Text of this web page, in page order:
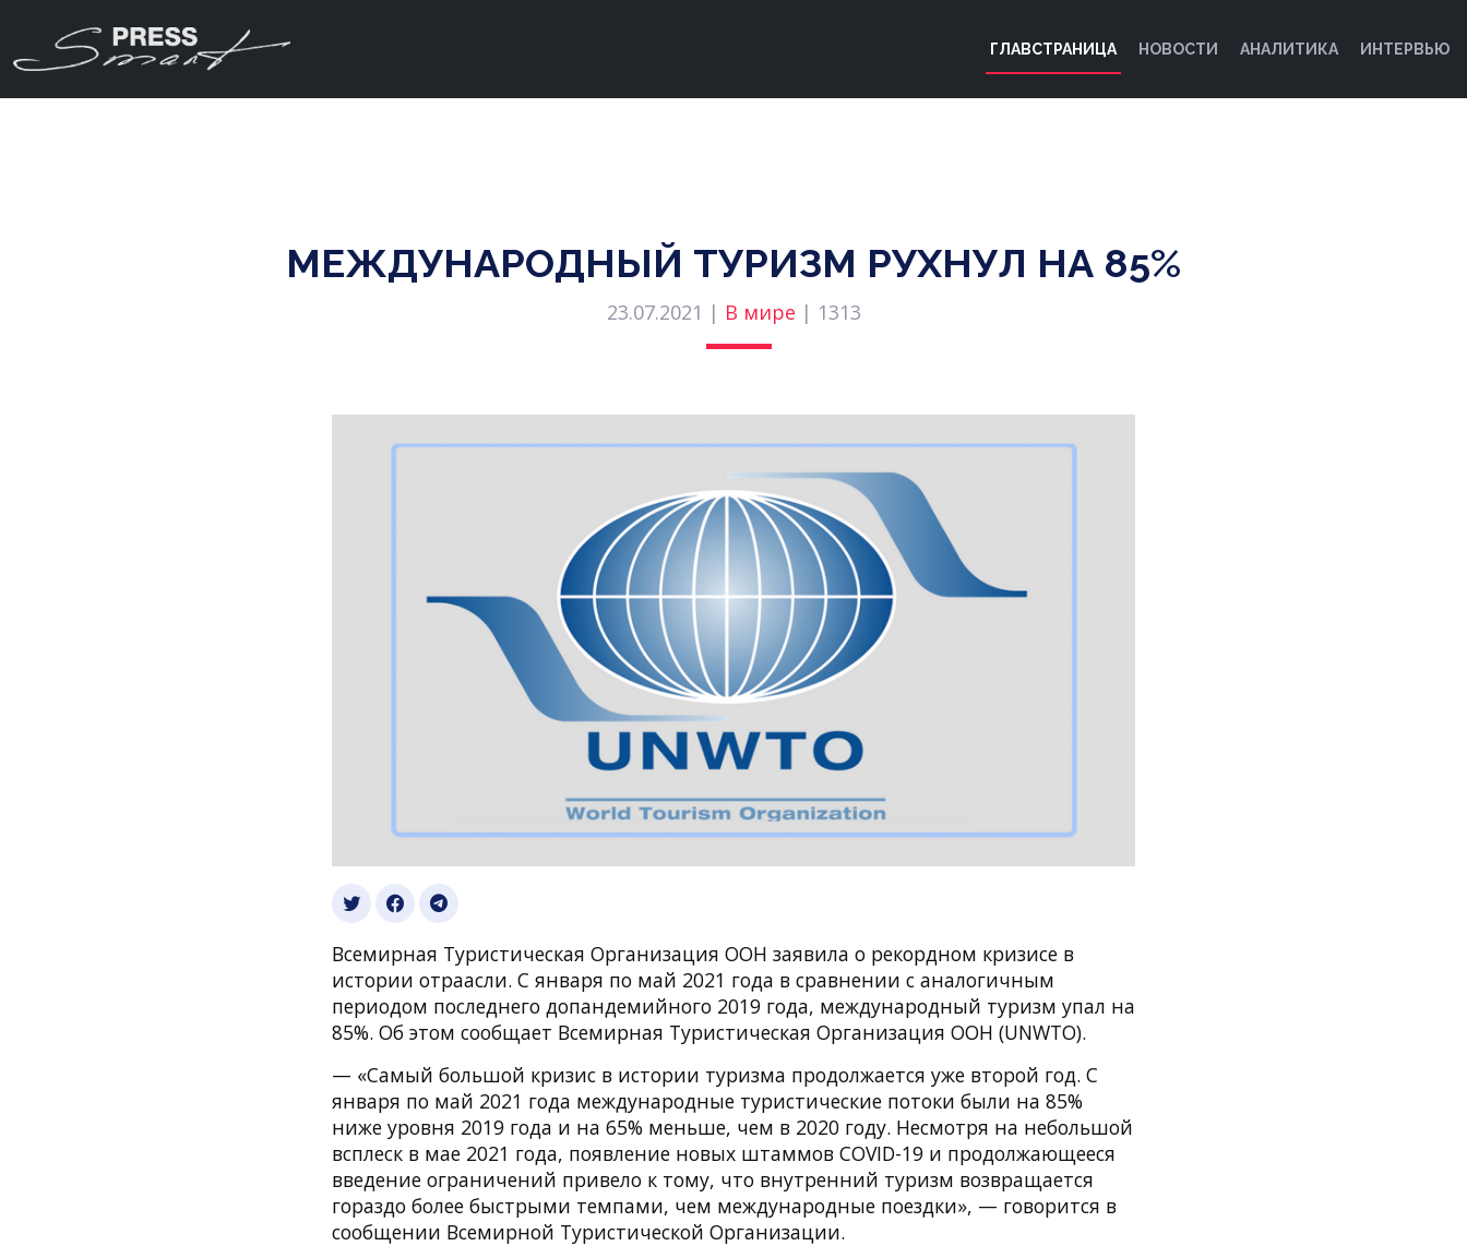
ГЛАВСТРАНИЦА НОВОСТИ АНАЛИТИКА ИНТЕРВЬЮ
МЕЖДУНАРОДНЫЙ ТУРИЗМ РУХНУЛ НА 85%
23.07.2021 | В мире | 1313
Всемирная Туристическая Организация ООН заявила о рекордном кризисе в
истории отраасли. С января по май 2021 года в сравнении с аналогичным
периодом последнего допандемийного 2019 года, международный туризм упал на
85%. Об этом сообщает Всемирная Туристическая Организация ООН (UNWTO).
— «Самый большой кризис в истории туризма продолжается уже второй год. С
января по май 2021 года международные туристические потоки были на 85%
ниже уровня 2019 года и на 65% меньше, чем в 2020 году. Несмотря на небольшой
всплеск в мае 2021 года, появление новых штаммов COVID-19 и продолжающееся
введение ограничений привело к тому, что внутренний туризм возвращается
гораздо более быстрыми темпами, чем международные поездки», — говорится в
сообщении Всемирной Туристической Организации.